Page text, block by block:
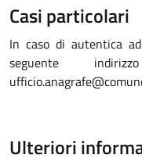
Casi particolari
In caso di autentica
seguente
Ulteriori